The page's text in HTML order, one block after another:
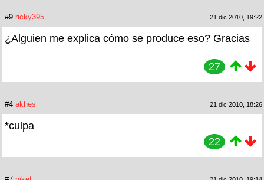
#9 ricky395 21 dic 2010, 19:22
¿Alguien me explica cómo se produce eso? Gracias
27
#4 akhes 21 dic 2010, 18:26
*culpa
22